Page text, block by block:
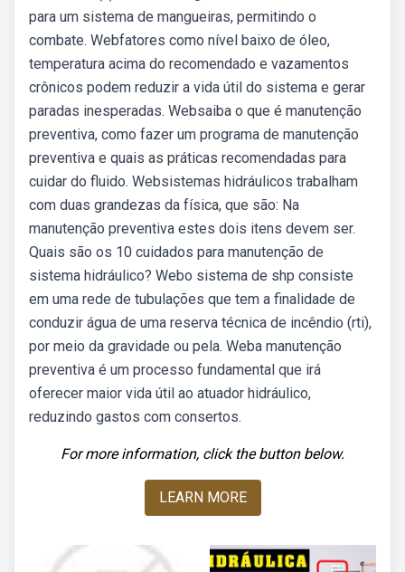
para um sistema de mangueiras, permitindo o
combate. Webfatores como nível baixo de óleo,
temperatura acima do recomendado e vazamentos
crônicos podem reduzir a vida útil do sistema e gerar
paradas inesperadas. Websaiba o que é manutenção
preventiva, como fazer um programa de manutenção
preventiva e quais as práticas recomendadas para
cuidar do fluido. Websistemas hidráulicos trabalham
com duas grandezas da física, que são: Na
manutenção preventiva estes dois itens devem ser.
Quais são os 10 cuidados para manutenção de
sistema hidráulico? Webo sistema de shp consiste
em uma rede de tubulações que tem a finalidade de
conduzir água de uma reserva técnica de incêndio (rti),
por meio da gravidade ou pela. Weba manutenção
preventiva é um processo fundamental que irá
oferecer maior vida útil ao atuador hidráulico,
reduzindo gastos com consertos.
For more information, click the button below.
LEARN MORE